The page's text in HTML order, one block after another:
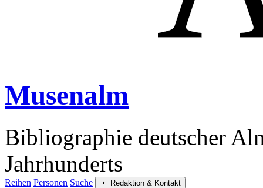
Musenalm
Bibliographie deutscher
Jahrhunderts
Reihen Personen Suche Redaktion & Kontakt